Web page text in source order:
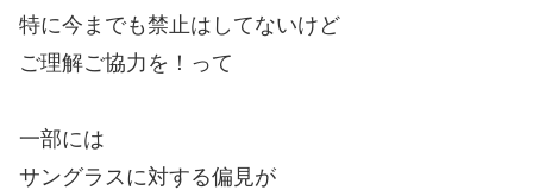
特に今までも禁止はしてないけど
ご理解ご協力を！って
一部には
サングラスに対する偏見が